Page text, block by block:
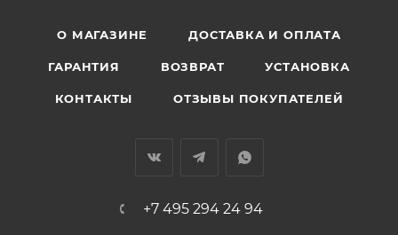
О МАГАЗИНЕ ДОСТАВКА И ОПЛАТА
ГАРАНТИЯ ВОЗВРАТ УСТАНОВКА
КОНТАКТЫ ОТЗЫВЫ ПОКУПАТЕЛЕЙ
+7 495 294 24 94